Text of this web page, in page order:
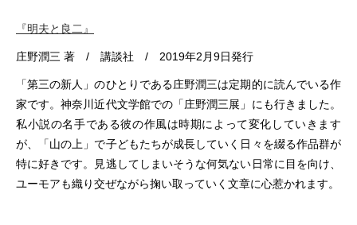
『明夫と良二』
庄野潤三 著 / 講談社 / 2019年2月9日発行
「第三の新人」のひとりである庄野潤三は定期的に読んでいる作
家です。神奈川近代文学館での「庄野潤三展」にも行きました。
私小説の名手である彼の作風は時期によって変化していきます
が、「山の上」で子どもたちが成長していく日々を綴る作品群が
特に好きです。見逃してしまいそうな何気ない日常に目を向け、
ユーモアも織り交ぜながら掬い取っていく文章に心惹かれます。